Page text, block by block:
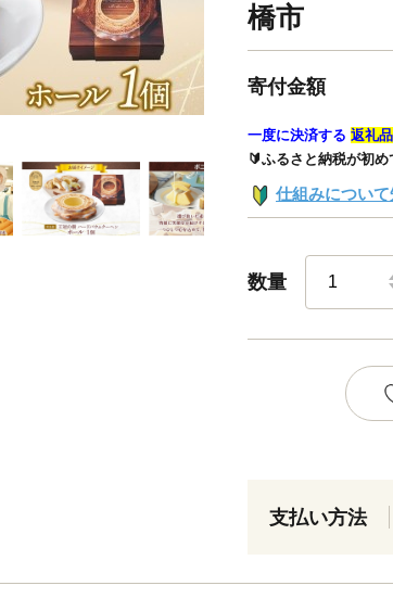
橋市
寄付金額
一度に決済する 返礼
🔰ふるさと納税が初
仕組みについて
数量
支払い方法